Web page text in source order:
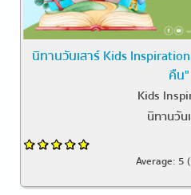
นิทานวันเสาร์ Kids
คืน"
Kids
นิทานวัน
Average: 5 (